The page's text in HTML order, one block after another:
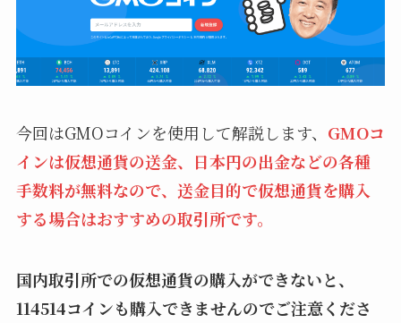
今回はGMOコインを使用して解説します、 GMOコ
インは仮想通貨の送金、日本円の出金などの各種
手数料が無料なので、送金目的で仮想通貨を購入
する場合はおすすめの取引所です。
国内取引所での仮想通貨の購入ができないと、
114514コインも購入できませんのでご注意くださ